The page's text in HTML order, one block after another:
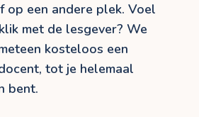
op een andere plek. Voel
met de lesgever? We
kosteloos een
tot je helemaal
bent.